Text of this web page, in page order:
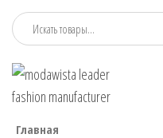
Главная